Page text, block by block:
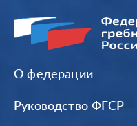
О федерации
Руководство ФГСР